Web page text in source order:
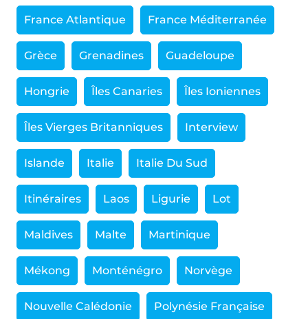
France Atlantique France Méditerranée
Grèce Grenadines Guadeloupe
Hongrie Îles Canaries Îles Ioniennes
Îles Vierges Britanniques Interview
Islande Italie Italie Du Sud
Itinéraires Laos Ligurie Lot
Maldives Malte Martinique
Mékong Monténégro Norvège
Nouvelle Calédonie Polynésie Française